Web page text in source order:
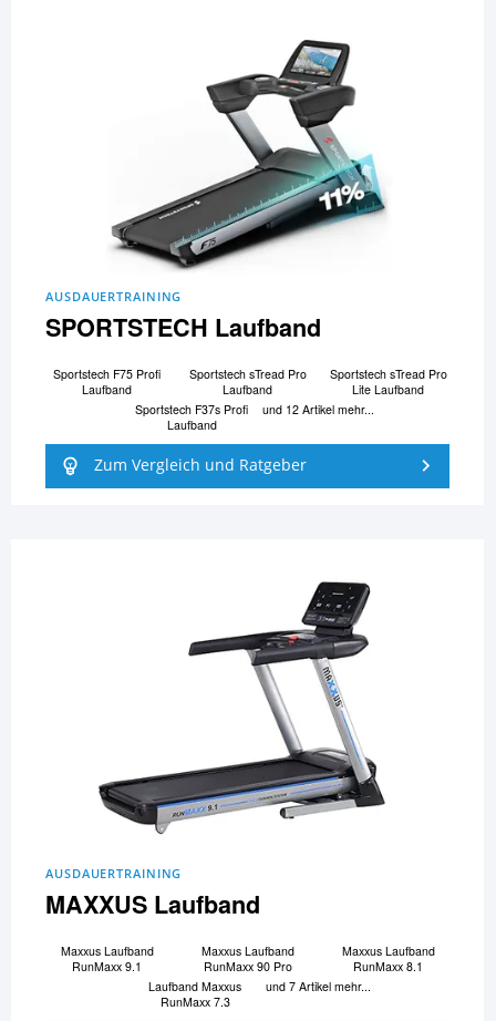
AUSDAUERTRAINING
SPORTSTECH Laufband
Sportstech F75 Profi
Laufband
Sportstech sTread Pro
Laufband
Sportstech sTread Pro
Lite Laufband
Sportstech F37s Profi
Laufband
und 12 Artikel mehr...
Zum Vergleich und Ratgeber
AUSDAUERTRAINING
MAXXUS Laufband
Maxxus Laufband
RunMaxx 9.1
Maxxus Laufband
RunMaxx 90 Pro
Maxxus Laufband
RunMaxx 8.1
Laufband Maxxus
RunMaxx 7.3
und 7 Artikel mehr...